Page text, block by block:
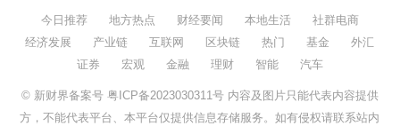
今日推荐 地方热点 财经要闻 本地生活
社群电商
经济发展
产业链 互联网 区块链 热门 基金
外汇
证券
宏观 金融 理财 智能 汽车
© 新财界备案号 粤ICP备2023030311号内容及图片只能代表内容提供
方，不能代表平台、本平台仅提供信息存储服务。如有侵权请联系站内